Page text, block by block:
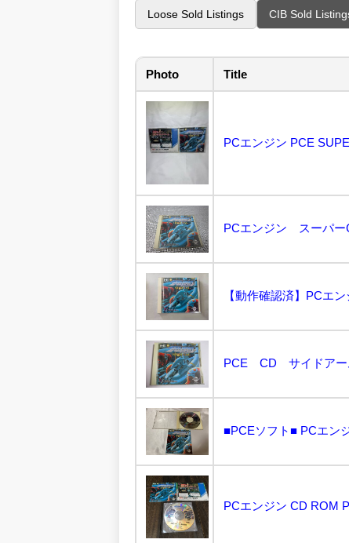
Loose Sold Listings CIB Sold
Photo Title
■PCEソフト■ PCエン
PCエンジン CD ROM